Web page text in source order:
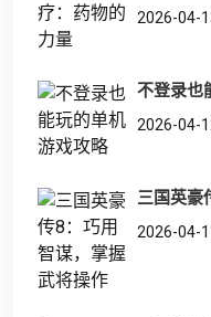
2026-04-
不登录也
2026-04-
三国英豪
2026-04-